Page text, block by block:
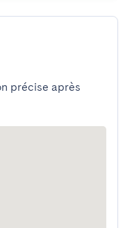
précise après